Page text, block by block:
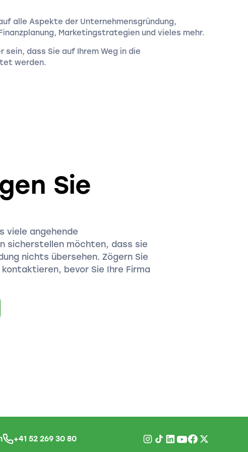
alle Aspekte der Unternehmensgründung,
Marketingstrategien und vieles mehr.
sein, dass Sie auf Ihrem Weg in die
werden.
Sie
viele angehende
sicherstellen möchten, dass sie
nichts übersehen. Zögern Sie
bevor Sie Ihre Firma
+41 52 269 30 80